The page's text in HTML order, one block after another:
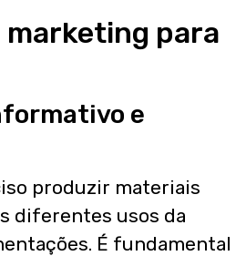
marketing para
e
produzir materiais
diferentes usos da
É fundamental